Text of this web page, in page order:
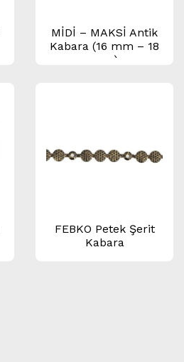
MİDİ – MAKSİ Antik
Kabara (16 mm – 18
mm)
FEBKO Petek Şerit
Kabara